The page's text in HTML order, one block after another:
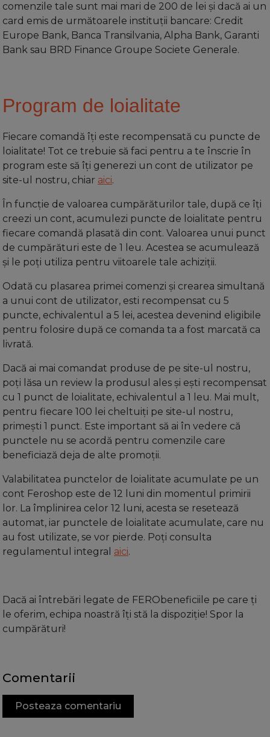
comenzile tale sunt mai mari de 200 de lei și dacă ai un
card emis de următoarele instituții bancare: Credit
Europe Bank, Banca Transilvania, Alpha Bank, Garanti
Bank sau BRD Finance Groupe Societe Generale.
Program de loialitate
Fiecare comandă îți este recompensată cu puncte de
loialitate! Tot ce trebuie să faci pentru a te înscrie în
program este să îți generezi un cont de utilizator pe
site-ul nostru, chiar aici.
În funcție de valoarea cumpărăturilor tale, după ce îți
creezi un cont, acumulezi puncte de loialitate pentru
fiecare comandă plasată din cont. Valoarea unui punct
de cumpărături este de 1 leu. Acestea se acumulează
și le poți utiliza pentru viitoarele tale achiziții.
Odată cu plasarea primei comenzi și crearea simultană
a unui cont de utilizator, esti recompensat cu 5
puncte, echivalentul a 5 lei, acestea devenind eligibile
pentru folosire după ce comanda ta a fost marcată ca
livrată.
Dacă ai mai comandat produse de pe site-ul nostru,
poți lăsa un review la produsul ales și ești recompensat
cu 1 punct de loialitate, echivalentul a 1 leu. Mai mult,
pentru fiecare 100 lei cheltuiți pe site-ul nostru,
primești 1 punct. Este important să ai în vedere că
punctele nu se acordă pentru comenzile care
beneficiază deja de alte promoții.
Valabilitatea punctelor de loialitate acumulate pe un
cont Feroshop este de 12 luni din momentul primirii
lor. La împlinirea celor 12 luni, acesta se resetează
automat, iar punctele de loialitate acumulate, care nu
au fost utilizate, se vor pierde. Poți consulta
regulamentul integral aici.
Dacă ai întrebări legate de FERObeneficiile pe care ți
le oferim, echipa noastră îți stă la dispoziție! Spor la
cumpărături!
Comentarii
Posteaza comentariu